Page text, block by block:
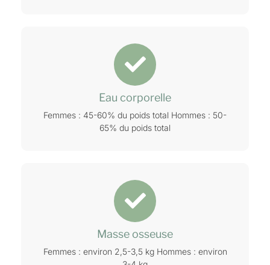
Eau corporelle
Femmes : 45-60% du poids total Hommes : 50-
65% du poids total
Masse osseuse
Femmes : environ 2,5-3,5 kg Hommes : environ